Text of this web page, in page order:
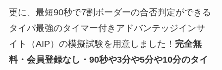
更に、最短90秒で7割ボーダーの合否判定ができる
タイパ最強のタイマー付きアドバンテッジインサ
イト（AIP）の模擬試験を用意しました！ 完全無
料・会員登録なし・90秒や3分や5分や10分のタイ